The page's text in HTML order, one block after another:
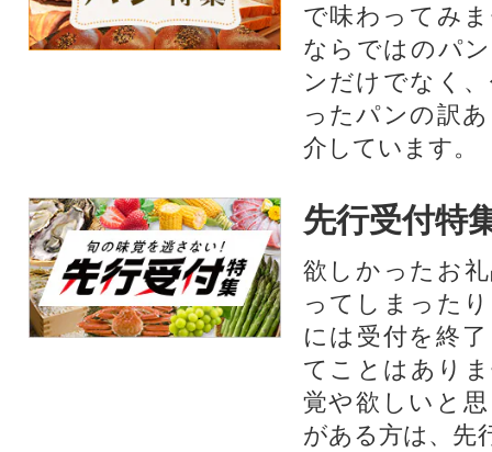
で味わってみ
ならではのパ
ンだけでなく
ったパンの訳
介しています。
先行受付特
欲しかったお
ってしまった
には受付を終
てことはあり
覚や欲しいと
がある方は、先